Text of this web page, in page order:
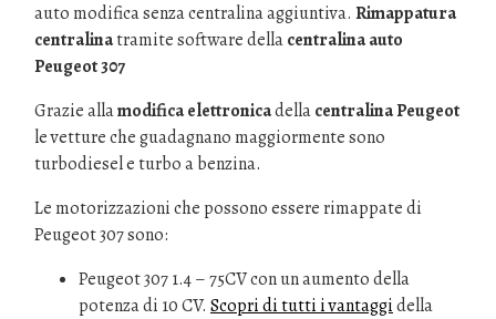
auto modifica senza centralina aggiuntiva. Rimappatura
centralinatramite software dellacentralina auto
Peugeot 307
Grazie allamodifica elettronicadellacentralina Peugeot
le vetture che guadagnano maggiormente sono
turbodiesel e turbo a benzina.
Le motorizzazioni che possono essere rimappate di
Peugeot 307 sono:
Peugeot 307 1.4 – 75CV con un aumento della
potenza di 10 CV. Scopri di tutti i vantaggidella